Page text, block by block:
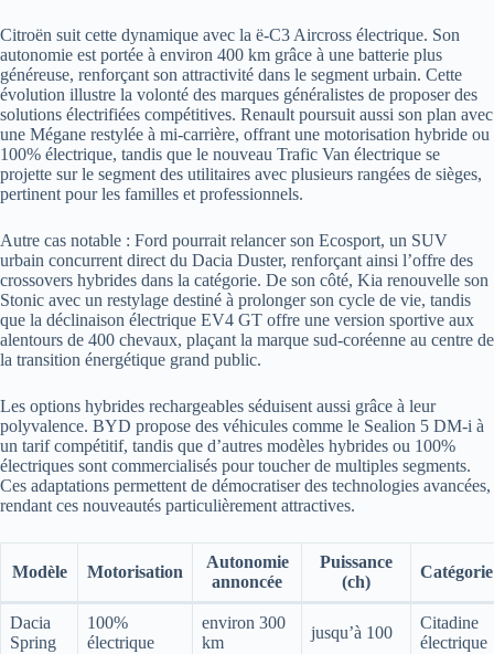
Citroën suit cette dynamique avec la ë-C3 Aircross électrique. Son
autonomie est portée à environ 400 km grâce à une batterie plus
généreuse, renforçant son attractivité dans le segment urbain. Cette
évolution illustre la volonté des marques généralistes de proposer des
solutions électrifiées compétitives. Renault poursuit aussi son plan avec
une Mégane restylée à mi-carrière, offrant une motorisation hybride ou
100% électrique, tandis que le nouveau Trafic Van électrique se
projette sur le segment des utilitaires avec plusieurs rangées de sièges,
pertinent pour les familles et professionnels.
Autre cas notable : Ford pourrait relancer son Ecosport, un SUV
urbain concurrent direct du Dacia Duster, renforçant ainsi l’offre des
crossovers hybrides dans la catégorie. De son côté, Kia renouvelle son
Stonic avec un restylage destiné à prolonger son cycle de vie, tandis
que la déclinaison électrique EV4 GT offre une version sportive aux
alentours de 400 chevaux, plaçant la marque sud-coréenne au centre de
la transition énergétique grand public.
Les options hybrides rechargeables séduisent aussi grâce à leur
polyvalence. BYD propose des véhicules comme le Sealion 5 DM-i à
un tarif compétitif, tandis que d’autres modèles hybrides ou 100%
électriques sont commercialisés pour toucher de multiples segments.
Ces adaptations permettent de démocratiser des technologies avancées,
rendant ces nouveautés particulièrement attractives.
Modèle Motorisation
Autonomie
annoncée
Puissance
(ch)
Catégorie
Dacia
Spring
100%
électrique
environ 300
km
jusqu’à 100
Citadine
électrique